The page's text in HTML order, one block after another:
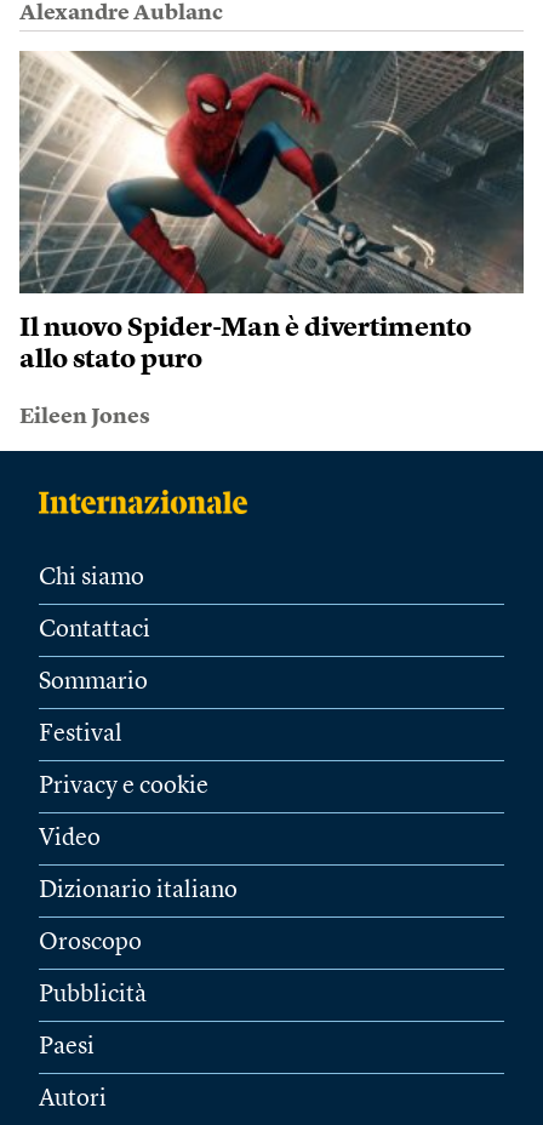
Alexandre Aublanc
Il nuovo Spider-Man è divertimento
allo stato puro
Eileen Jones
Chi siamo
Contattaci
Sommario
Festival
Privacy e cookie
Video
Dizionario italiano
Oroscopo
Pubblicità
Paesi
Autori